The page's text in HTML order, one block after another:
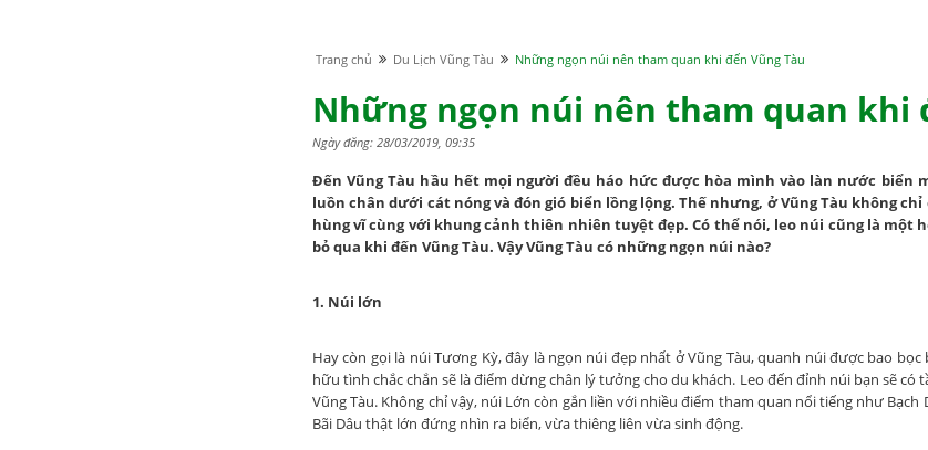
Trang chủ Du Lịch Vũng Tàu Những ngọn núi nên tham quan khi đến Vũng Tàu
Những ngọn núi nên tham quan khi
Ngày đăng: 28/03/2019, 09:35
Đến Vũng Tàu hầu hết mọi người đều háo hức được hòa mình vào làn nước biển
luồn chân dưới cát nóng và đón gió biển lồng lộng. Thế nhưng, ở Vũng Tàu không
hùng vĩ cùng với khung cảnh thiên nhiên tuyệt đẹp. Có thể nói, leo núi cũng là một
bỏ qua khi đến Vũng Tàu. Vậy Vũng Tàu có những ngọn núi nào?
1. Núi lớn
Hay còn gọi là núi Tương Kỳ, đây là ngọn núi đẹp nhất ở Vũng Tàu, quanh núi được bao
hữu tình chắc chắn sẽ là điểm dừng chân lý tưởng cho du khách. Leo đến đỉnh núi bạn sẽ
Vũng Tàu. Không chỉ vậy, núi Lớn còn gắn liền với nhiều điểm tham quan nổi tiếng như
Bãi Dâu thật lớn đứng nhìn ra biển, vừa thiêng liên vừa sinh động.